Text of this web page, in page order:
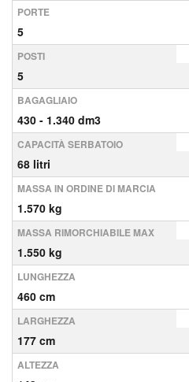
PORTE
5
POSTI
5
BAGAGLIAIO
430 - 1.340 dm3
CAPACITÀ SERBATOIO
68 litri
MASSA IN ORDINE DI MARCIA
1.570 kg
MASSA RIMORCHIABILE MAX
1.550 kg
LUNGHEZZA
460 cm
LARGHEZZA
177 cm
ALTEZZA